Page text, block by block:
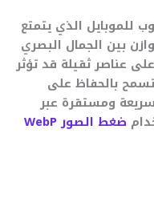
للموبايل الذي يتمتع
بين الجمال البصري
عناصر ثقيلة قد تؤثر
بالحفاظ على
ومستقرة عبر
ضغط الصور WebP